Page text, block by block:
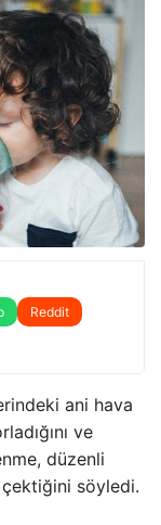
Reddit
ani hava
ve
düzenli
çektiğini söyledi.